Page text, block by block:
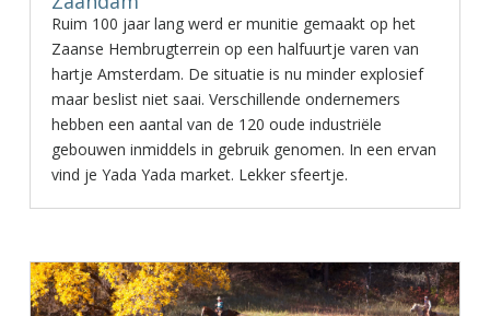
Ruim 100 jaar lang werd er munitie gemaakt op het
Zaanse Hembrugterrein op een halfuurtje varen van
hartje Amsterdam. De situatie is nu minder explosief
maar beslist niet saai. Verschillende ondernemers
hebben een aantal van de 120 oude industriële
gebouwen inmiddels in gebruik genomen. In een ervan
vind je Yada Yada market. Lekker sfeertje.